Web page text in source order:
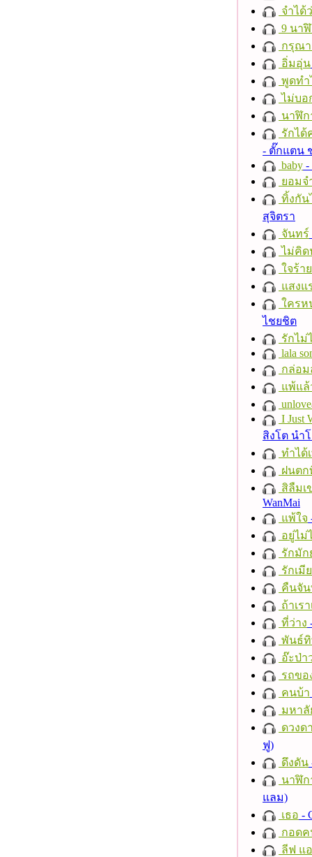
จำได้
9 นา
กรุณา
อิ่มอุ่น
พูดทำ
ไม่บอ
นาฬิก
รักได้
- ตั๊กแตน
baby -
ยอม
ทิ้งกัน
สุจิตรา
จันทร์
ไม่คิด
ใจร้าย
แสงแ
ใครห
ไชยชิต
รักไม่
lala
กล่อม
แพ้แล้
I Just
สิงโต นำ
ทำได้
ฝนตก
สิลืมเ
WanMai
แพ้ใจ
อยู่ไม่
รักมัก
รักเมี
คืนจั
ถ้าเร
ที่ว่าง
พันธ์
อ๊ะป่า
รถขอ
คนบ้า
มหาลั
ดวงด
ฟู)
ดึงดัน
นาฬิก
แลม)
เธอ -
กอดค
ลีฟ แอ